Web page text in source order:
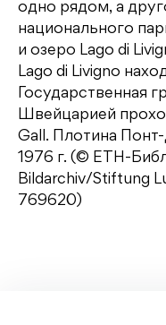
одно рядом, а
национального
и озеро Lago di
Lago di Livigno
Государственная
Швейцарией
Gall. Плотина
1976 г. (© ETH-
Bildarchiv/Stiftung
769620)